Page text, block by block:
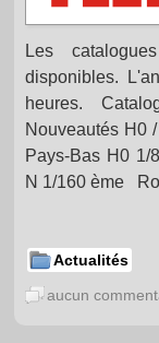
Les
disponibles.
heures.
Nouveautés H0
Pays-Bas H0 1/
N 1/160 ème
Actualités
aucun